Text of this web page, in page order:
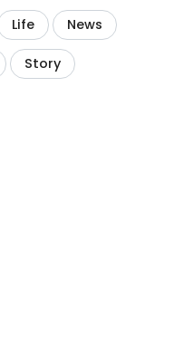
Life News
Story